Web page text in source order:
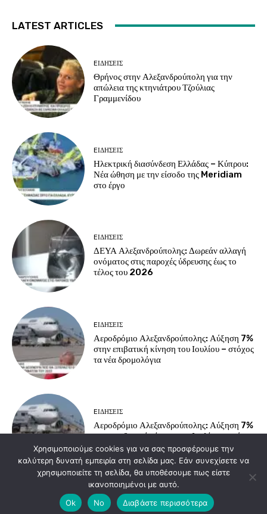
LATEST ARTICLES
EΙΔΗΣΕΙΣ
Θρήνος στην Αλεξανδρούπολη για την
απώλεια της κτηνιάτρου Τζούλιας
Γραμμενίδου
EΙΔΗΣΕΙΣ
Ηλεκτρική διασύνδεση Ελλάδας – Κύπρου:
Νέα ώθηση με την είσοδο της Meridiam
στο έργο
EΙΔΗΣΕΙΣ
ΔΕΥΑ Αλεξανδρούπολης: Δωρεάν αλλαγή
ονόματος στις παροχές ύδρευσης έως το
τέλος του 2026
EΙΔΗΣΕΙΣ
Αεροδρόμιο Αλεξανδρούπολης: Αύξηση 7%
στην επιβατική κίνηση του Ιουλίου – στόχος
τα νέα δρομολόγια
EΙΔΗΣΕΙΣ
Αεροδρόμιο Αλεξανδρούπολης: Αύξηση 7%
στην επιβατική κίνηση του Ιουλίου – στόχος
τα νέα δρομολόγια
Load more
Χρησιμοποιούμε cookies για να σας προσφέρουμε την
καλύτερη δυνατή εμπειρία στη σελίδα μας. Εάν συνεχίσετε να
χρησιμοποιείτε τη σελίδα, θα υποθέσουμε πως είστε
ικανοποιημένοι με αυτό.
Ok
No Διαβάστε περισσότερα